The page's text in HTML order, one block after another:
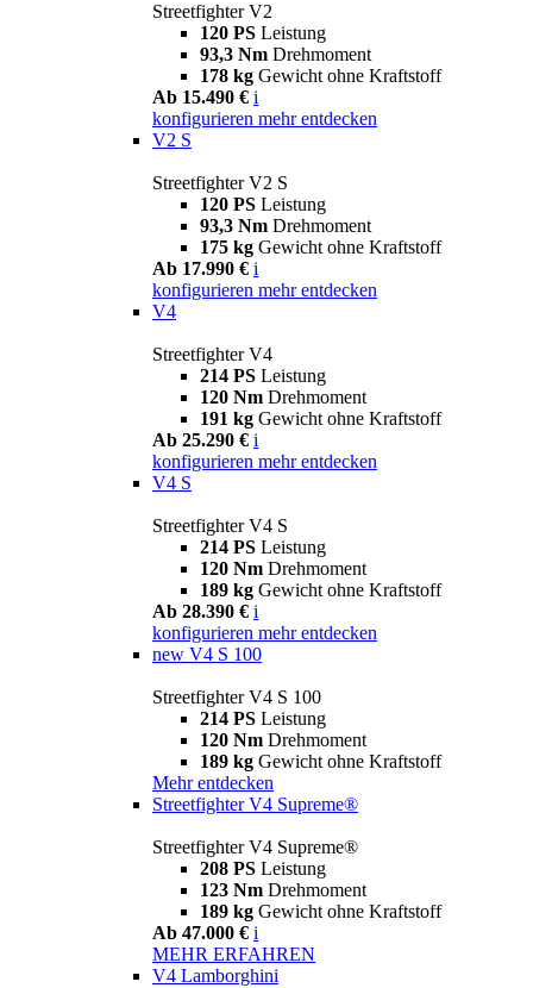
Streetfighter V2
120 PS Leistung
93,3 Nm Drehmoment
178 kg Gewicht ohne Kraftstoff
Ab 15.490 € i
konfigurieren mehr entdecken
V2 S
Streetfighter V2 S
120 PS Leistung
93,3 Nm Drehmoment
175 kg Gewicht ohne Kraftstoff
Ab 17.990 € i
konfigurieren mehr entdecken
V4
Streetfighter V4
214 PS Leistung
120 Nm Drehmoment
191 kg Gewicht ohne Kraftstoff
Ab 25.290 € i
konfigurieren mehr entdecken
V4 S
Streetfighter V4 S
214 PS Leistung
120 Nm Drehmoment
189 kg Gewicht ohne Kraftstoff
Ab 28.390 € i
konfigurieren mehr entdecken
new V4 S 100
Streetfighter V4 S 100
214 PS Leistung
120 Nm Drehmoment
189 kg Gewicht ohne Kraftstoff
Mehr entdecken
Streetfighter V4 Supreme®
Streetfighter V4 Supreme®
208 PS Leistung
123 Nm Drehmoment
189 kg Gewicht ohne Kraftstoff
Ab 47.000 € i
MEHR ERFAHREN
V4 Lamborghini